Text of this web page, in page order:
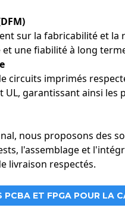
sur la fabricabilité et
une fiabilité à long
circuits imprimés
UL, garantissant ainsi
nous proposons des
l'assemblage et
livraison respectés.
ET FPGA POUR LA